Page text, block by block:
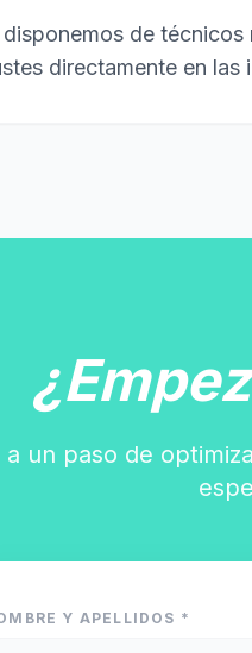
disponemos de técnicos
directamente en
a un paso de
Y APELLIDOS *